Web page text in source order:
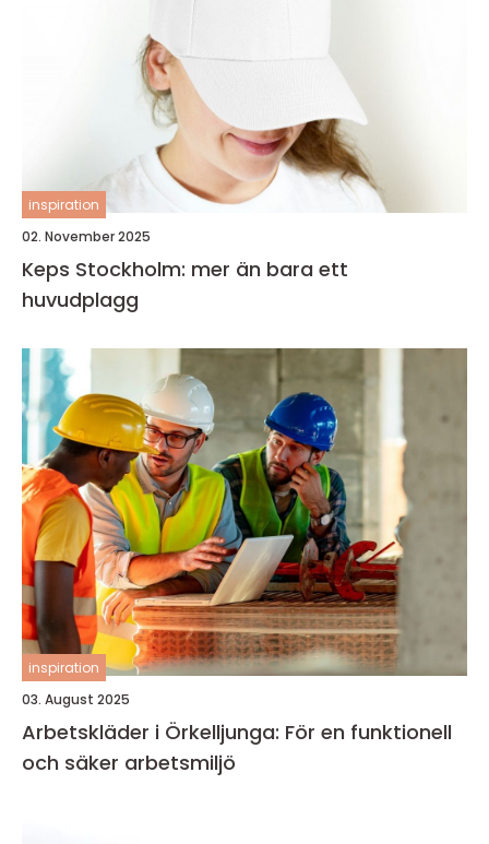
inspiration
02. November 2025
Keps Stockholm: mer än bara ett
huvudplagg
inspiration
03. August 2025
Arbetskläder i Örkelljunga: För en funktionell
och säker arbetsmiljö